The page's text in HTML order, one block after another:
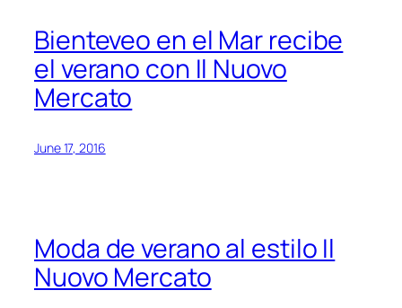
Bienteveo en el Mar recibe
el verano con Il Nuovo
Mercato
June 17, 2016
Moda de verano al estilo Il
Nuovo Mercato